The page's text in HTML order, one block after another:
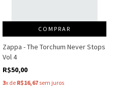
COMPRAR
Zappa - The Torchum Never Stops
Vol 4
R$50,00
3x de R$16,67 sem juros